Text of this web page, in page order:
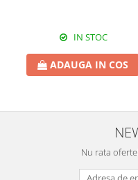
IN STOC
ADAUGA IN COS
Nu rata